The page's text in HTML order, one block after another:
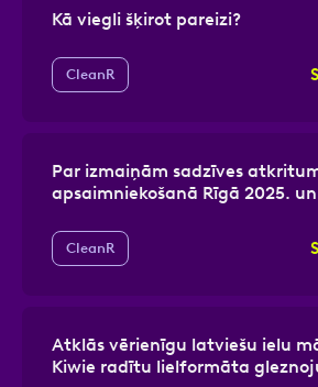
Kā viegli šķirot pareizi?
CleanR
Par izmaiņām sadzīves
apsaimniekošanā Rīgā 2025.
CleanR
Atklās vērienīgu latviešu ielu
Kiwie radītu lielformāta